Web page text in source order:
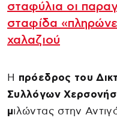
σταφύλια οι
σταφίδα
χαλαζιού
Η πρόεδρος του
Συλλόγων
μιλώντας στην